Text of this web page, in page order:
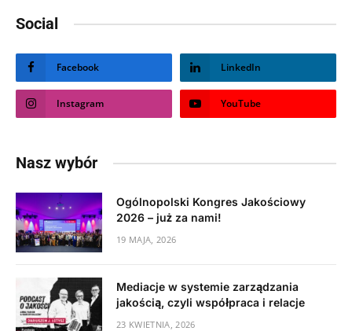
Social
Facebook LinkedIn
Instagram YouTube
Nasz wybór
Ogólnopolski Kongres Jakościowy
2026 – już za nami!
19 MAJA, 2026
Mediacje w systemie zarządzania
jakością, czyli współpraca i relacje
23 KWIETNIA, 2026